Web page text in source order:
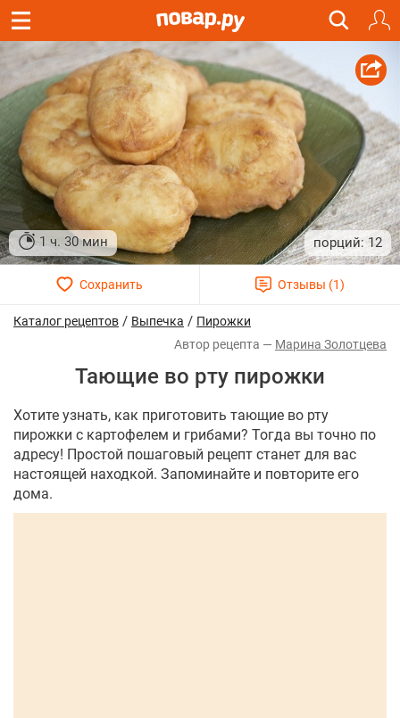
1 ч. 30 мин 12
Каталог рецептов / Выпечка / Пирожки
Марина Золотцева
Тающие во рту пирожки
Хотите узнать, как приготовить тающие во рту
пирожки с картофелем и грибами? Тогда вы точно по
адресу! Простой пошаговый рецепт станет для вас
настоящей находкой. Запоминайте и повторите его
дома.